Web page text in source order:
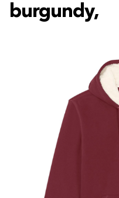
burgundy,